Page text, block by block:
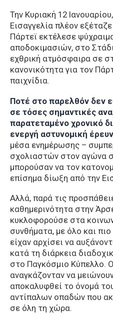
Την Κυριακή 12
Εισαγγελία πλέον
Πάρτεϊ εκτέλεσε
αποδοκιμασιών, στο
εχθρική ατμόσφαιρα σε
κανονικότητα για τον
παιχνίδια.
Ποτέ στο παρελθόν δεν
σε τόσες σημαντικές
παρατεταμένο χρονικό
ενεργή αστυνομική
μέσα ενημέρωσης –
σχολιαστών στον αγώνα
μπορούσαν να τον
επίσημα δίωξη από την
Αλλά, παρά τις
καθημερινότητα στην
κυκλοφορούσε στα
συνθήματα, με όλο και
είχαν αρχίσει να
κατά τη διάρκεια
στο Παγκόσμιο Κύπελλο.
αναγκάζονταν να
αποκαλυφθεί το όνομά
αντίπαλων οπαδών που
σε όλη τη χώρα.